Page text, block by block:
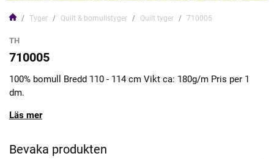
Tyger Quilt & bomullstyger Quilt tyger 710005
TH
710005
100% bomull Bredd 110 - 114 cm Vikt ca: 180g/m Pris per 1
dm.
Läs mer
Bevaka produkten